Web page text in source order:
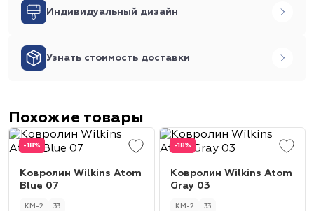
Индивидуальный дизайн
Узнать стоимость доставки
Похожие товары
-18%
Ковролин Wilkins Atom
Blue 07
КМ-2 33
-18%
Ковролин Wilkins Atom
Gray 03
КМ-2 33